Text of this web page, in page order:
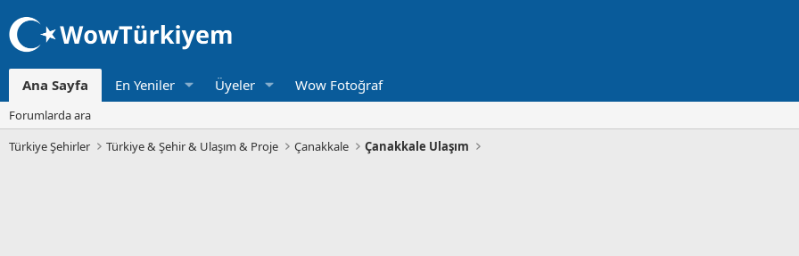
Ana Sayfa En Yeniler Üyeler Wow Fotoğraf
Forumlarda ara
Türkiye Şehirler
Türkiye & Şehir & Ulaşım & Proje Çanakkale Çanakkale Ulaşım